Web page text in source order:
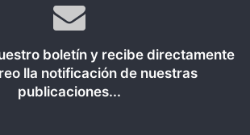
boletín y recibe directamente
lla notificación de nuestras
publicaciones...